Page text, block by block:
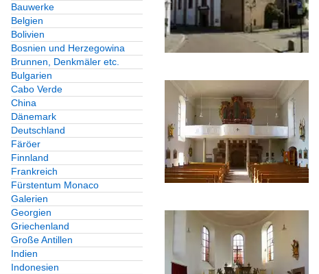
Bauwerke
Belgien
Bolivien
Bosnien und Herzegowina
Brunnen, Denkmäler etc.
Bulgarien
Cabo Verde
China
Dänemark
Deutschland
Färöer
Finnland
Frankreich
Fürstentum Monaco
Galerien
Georgien
Griechenland
Große Antillen
Indien
Indonesien